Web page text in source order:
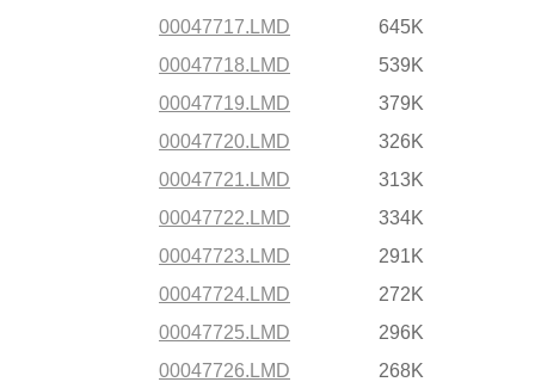
00047717.LMD
645K
00047718.LMD
539K
00047719.LMD
379K
00047720.LMD
326K
00047721.LMD
313K
00047722.LMD
334K
00047723.LMD
291K
00047724.LMD
272K
00047725.LMD
296K
00047726.LMD
268K